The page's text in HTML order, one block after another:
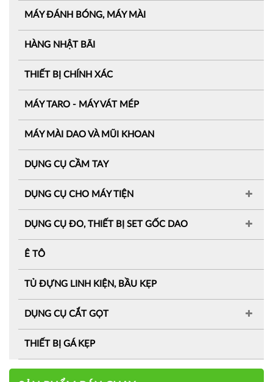
MÁY ĐÁNH BÓNG, MÁY MÀI
HÀNG NHẬT BÃI
THIẾT BỊ CHÍNH XÁC
MÁY TARO - MÁY VÁT MÉP
MÁY MÀI DAO VÀ MŨI KHOAN
DỤNG CỤ CẦM TAY
DỤNG CỤ CHO MÁY TIỆN
DỤNG CỤ ĐO, THIẾT BỊ SET GỐC DAO
Ê TÔ
TỦ ĐỰNG LINH KIỆN, BẦU KẸP
DỤNG CỤ CẮT GỌT
THIẾT BỊ GÁ KẸP